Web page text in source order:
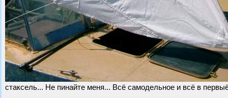
стаксель... Не пинайте меня... Всё самодельное и всё в